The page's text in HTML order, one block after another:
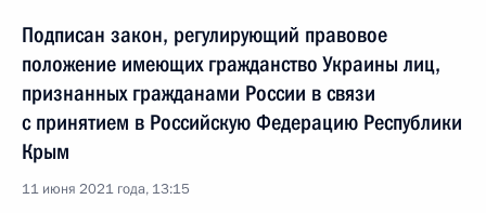
Подписан закон, регулирующий правовое
положение имеющих гражданство Украины лиц,
признанных гражданами России в связи
с принятием в Российскую Федерацию Республики
Крым
11 июня 2021 года, 13:15